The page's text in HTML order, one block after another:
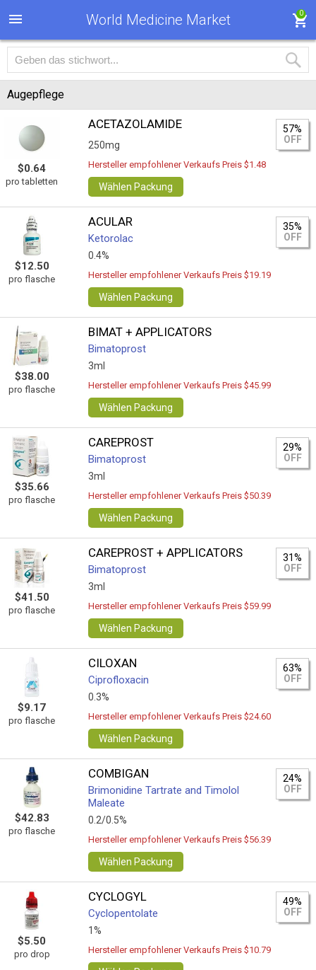
World Medicine Market 0
Augepflege
$0.64
pro tabletten
ACETAZOLAMIDE
250mg
57%
OFF
Hersteller empfohlener Verkaufs Preis $1.48
Wählen Packung
$12.50
pro flasche
ACULAR
Ketorolac
0.4%
35%
OFF
Hersteller empfohlener Verkaufs Preis $19.19
Wählen Packung
$38.00
pro flasche
BIMAT + APPLICATORS
Bimatoprost
3ml
Hersteller empfohlener Verkaufs Preis $45.99
Wählen Packung
$35.66
pro flasche
CAREPROST
Bimatoprost
3ml
29%
OFF
Hersteller empfohlener Verkaufs Preis $50.39
Wählen Packung
$41.50
pro flasche
CAREPROST + APPLICATORS
Bimatoprost
3ml
31%
OFF
Hersteller empfohlener Verkaufs Preis $59.99
Wählen Packung
$9.17
pro flasche
CILOXAN
Ciprofloxacin
0.3%
63%
OFF
Hersteller empfohlener Verkaufs Preis $24.60
Wählen Packung
$42.83
pro flasche
COMBIGAN
Brimonidine Tartrate and Timolol
Maleate
0.2/0.5%
24%
OFF
Hersteller empfohlener Verkaufs Preis $56.39
Wählen Packung
$5.50
pro drop
CYCLOGYL
Cyclopentolate
1%
49%
OFF
Hersteller empfohlener Verkaufs Preis $10.79